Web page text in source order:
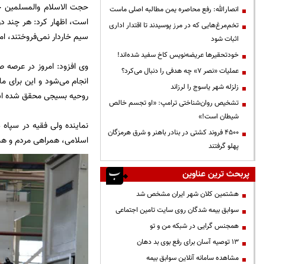
حجت الاسلام والمسلمین
است، اظهار کرد: هر چند
سیم خاردار نمی‌فروختند،
وی افزود: امروز در عرصه
انجام می‌شود و این برای
روحیه بسیجی محقق شده
نماینده ولی فقیه در
اسلامی، همراهی مردم و
انصارالله: رفع محاصره یمن مطالبه اصلی ماست
تخم‌مرغ‌هایی که در مرز پوسیدند تا اقتدار اداری
اثبات شود
خودتحقیرها عریضه‌نویس کاخ سفید شده‌اند!
عملیات «نصر ۷» چه هدفی را دنبال می‌کرد؟
زلزله شهر یاسوج را لرزاند
تشخیص روان‌شناختی ترامپ: «او تجسم خالص
شیطان است!»
۴۵۰۰ فروند کشتی در بنادر باهنر و شرق هرمزگان
پهلو گرفتند
پربحث ترین عناوین
هشتمین کلان شهر ایران مشخص شد
سوابق بیمه شدگان روی سایت تامین اجتماعی
همجنس گرایی در شبکه من و تو
13 توصیه آسان برای رفع بوی بد دهان
مشاهده سامانه آنلاين سوابق بیمه